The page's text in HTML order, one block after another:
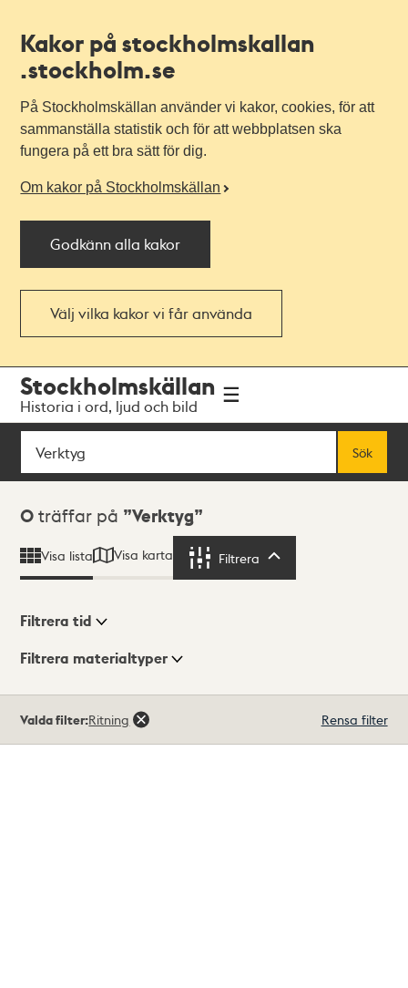
Kakor på stockholmskallan
.stockholm.se
På Stockholmskällan använder vi kakor, cookies, för att
sammanställa statistik och för att webbplatsen ska
fungera på ett bra sätt för dig.
Om kakor på Stockholmskällan
Godkänn alla kakor
Välj vilka kakor vi får använda
navigationen
huvudinnehållet
Stockholmskällan
Historia i ord, ljud och bild
Sök
Sök
Sökresultat
0 träffar på Verktyg
Visa lista Visa karta Filtrera
Visningsläge
Filtrera tid
Filtrera materialtyper
träffar
Valda filter:Ritning Rensa filter